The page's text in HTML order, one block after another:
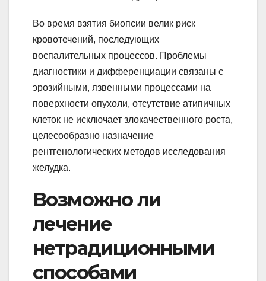
Во время взятия биопсии велик риск
кровотечений, последующих
воспалительных процессов. Проблемы
диагностики и дифференциации связаны с
эрозийными, язвенными процессами на
поверхности опухоли, отсутствие атипичных
клеток не исключает злокачественного роста,
целесообразно назначение
рентгенологических методов исследования
желудка.
Возможно ли
лечение
нетрадиционными
способами